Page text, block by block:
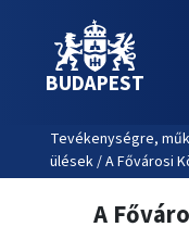
BUDAPEST
Tevékenységre,
ülések / A Fővárosi
A